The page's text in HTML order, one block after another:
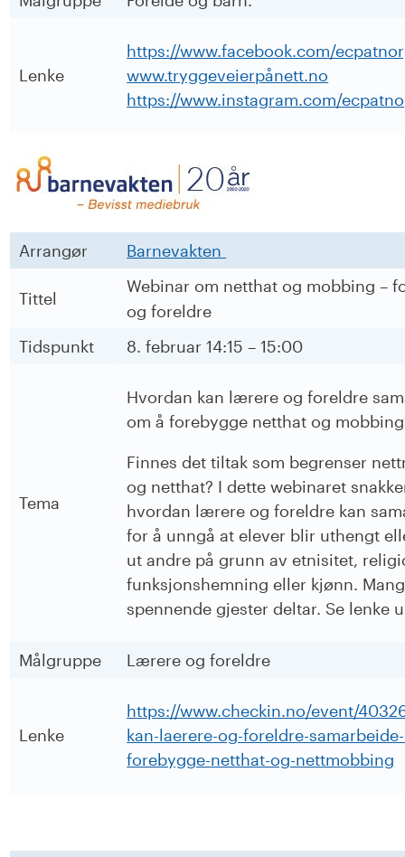
Lenke
https://www.facebook.com/
www.tryggeveierpånett.no
https://www.instagram.com/ecpatno
Arrangør Barnevakten
Tittel
Webinar om netthat og mobbing –
og foreldre
Tidspunkt
8. februar 14:15 – 15:00
Tema
Hvordan kan lærere og foreldre
om å forebygge netthat og
Finnes det tiltak som begrenser
og netthat? I dette webinaret
hvordan lærere og foreldre kan
for å unngå at elever blir uthengt
ut andre på grunn av etnisitet,
funksjonshemning eller kjønn.
spennende gjester deltar. Se lenke
Målgruppe Lærere og foreldre
Lenke
https://www.checkin.no/event/
kan-laerere-og-foreldre-
forebygge-netthat-og-nettmobbing